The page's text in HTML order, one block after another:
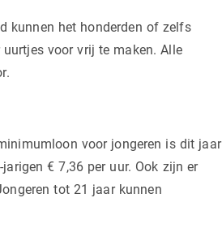
kunnen het honderden of zelfs
uurtjes voor vrij te maken. Alle
voor jongeren is dit jaar
€ 7,36 per uur. Ook zijn er
tot 21 jaar kunnen